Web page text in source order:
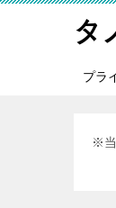
タ
プラ
※当